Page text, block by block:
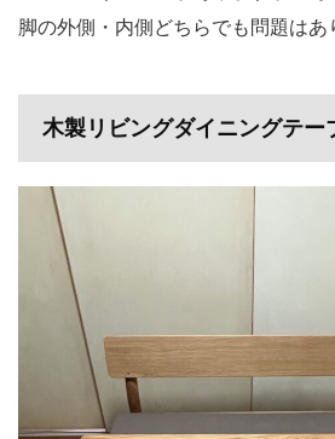
脚の外側・内側どちらでも問題はあ
木製リビングダイニングテー